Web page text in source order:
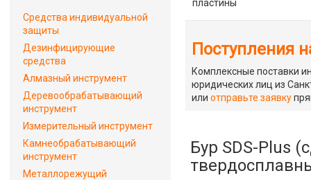
пластины
Поступления
Комплексные поставки
юридических лиц из
илиотправьте заявку
Бур SDS-Plus
Средства индивидуальной
защиты
Дезинфицирующие
средства
Алмазный инструмент
Деревообрабатывающий
инструмент
Измерительный инструмент
Камнеобрабатывающий
инструмент
Металлорежущий